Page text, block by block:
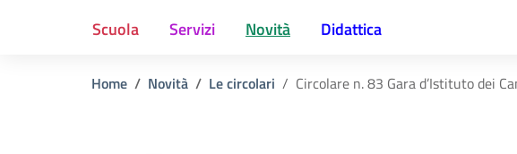
Scuola Servizi Novità Didattica
Home Novità Le circolari Circolare n. 83 Gara d’Istituto dei